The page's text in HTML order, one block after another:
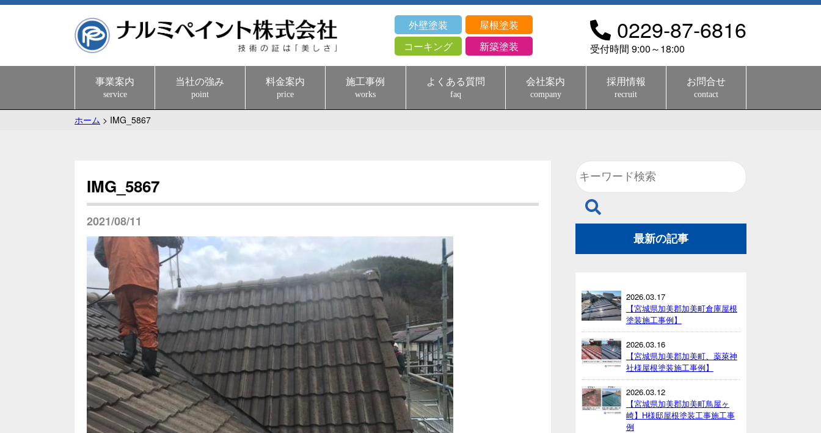
外壁塗装
屋根塗装
コーキング
新築塗装
0229-87-6816
受付時間 9:00～18:00
事業案内
service
当社の強み
point
料金案内
price
施工事例
works
よくある質問
faq
会社案内
company
採用情報
recruit
お問合せ
contact
ホーム > IMG_5867
IMG_5867
2021/08/11
最新の記事
2026.03.17
【宮城県加美郡加美町倉庫屋根
塗装施工事例】
2026.03.16
【宮城県加美郡加美町、薬萊神
社様屋根塗装施工事例】
2026.03.12
【宮城県加美郡加美町鳥屋ヶ
崎】H様邸屋根塗装工事施工事
例